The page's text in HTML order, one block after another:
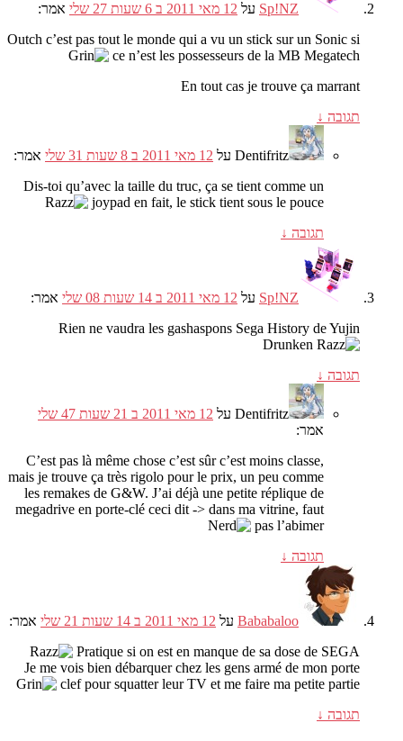
Sp!NZ על 12 מאי 2011 ב 6 שעות 27 שלי
אמר:
Outch c’est pas tout le monde qui a vu un stick sur un Sonic si
ce n’est les possesseurs de la MB Megatech
En tout cas je trouve ça marrant
תגובה ↓
Dentifritz על 12 מאי 2011 ב 8 שעות 31 שלי
אמר:
Dis-toi qu’avec la taille du truc, ça se tient comme un
joypad en fait, le stick tient sous le pouce
תגובה ↓
Sp!NZ על 12 מאי 2011 ב 14 שעות 08 שלי
אמר:
Rien ne vaudra les gashaspons Sega History de Yujin
תגובה ↓
Dentifritz על 12 מאי 2011 ב 21 שעות 47 שלי
אמר:
C’est pas là même chose c’est sûr c’est moins classe,
mais je trouve ça très rigolo pour le prix, un peu comme
les remakes de G&W. J’ai déjà une petite réplique de
megadrive en porte-clé ceci dit -> dans ma vitrine, faut
pas l’abimer
תגובה ↓
Bababaloo על 12 מאי 2011 ב 14 שעות 21 שלי
אמר:
Pratique si on est en manque de sa dose de SEGA
Je me vois bien débarquer chez les gens armé de mon porte
clef pour squatter leur TV et me faire ma petite partie
תגובה ↓